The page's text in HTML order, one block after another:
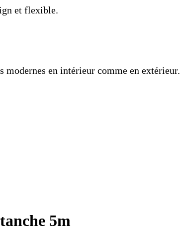
et flexible.
en intérieur comme en extérieur.
5m